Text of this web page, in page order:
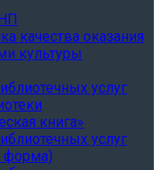
качества оказания
культуры
услуг
книга»
услуг
форма)